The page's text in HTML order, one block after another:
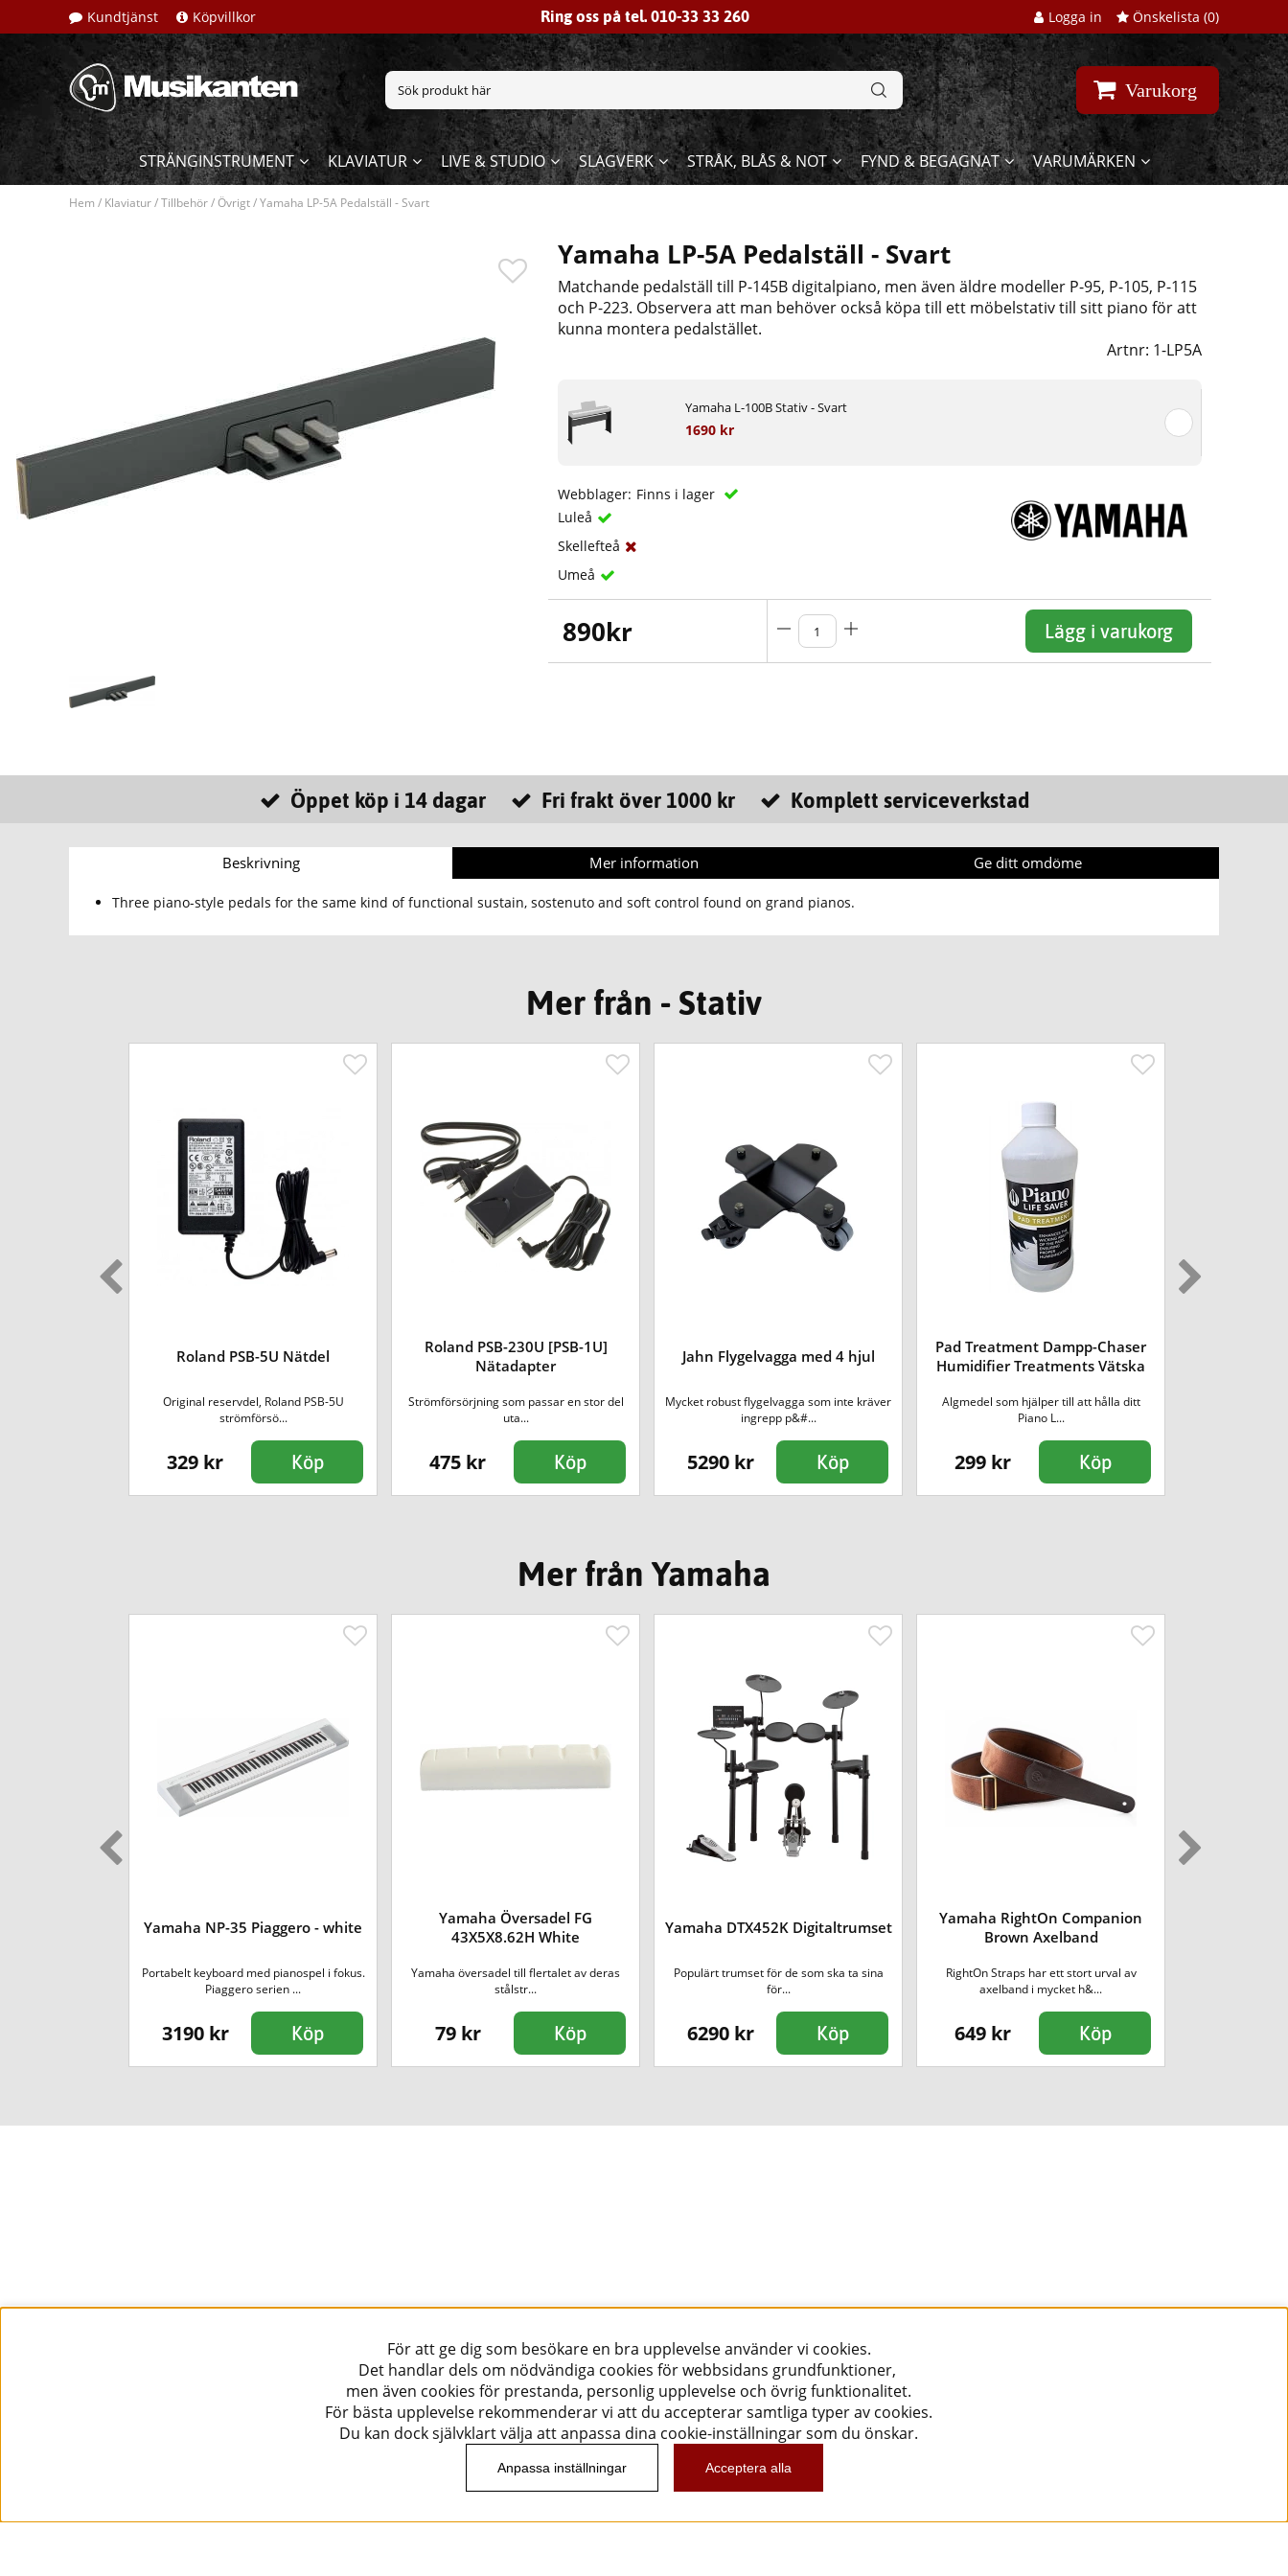
Kundtjänst Köpvillkor Ring oss på tel. 010-33 33 260 Logga in Önskelista (0)
Varukorg
STRÄNGINSTRUMENT KLAVIATUR LIVE & STUDIO SLAGVERK STRÅK, BLÅS & NOT FYND & BEGAGNAT VARUMÄRKEN
Hem / Klaviatur/Tillbehör/Övrigt/Yamaha LP-5A Pedalställ - Svart
Yamaha LP-5A Pedalställ - Svart
Matchande pedalställ till P-145B digitalpiano, men även äldre modeller P-95, P-105, P-115
och P-223. Observera att man behöver också köpa till ett möbelstativ till sitt piano för att
kunna montera pedalstället.
Artnr: 1-LP5A
Yamaha L-100B Stativ - Svart
1690 kr
Webblager: Finns i lager
Luleå
Skellefteå
Umeå
890kr Lägg i varukorg
Öppet köp i 14 dagar Fri frakt över 1000 kr Komplett serviceverkstad
Beskrivning Mer information Ge ditt omdöme
Three piano-style pedals for the same kind of functional sustain, sostenuto and soft control found on grand pianos.
Mer från - Stativ
Roland PSB-5U Nätdel
Original reservdel, Roland PSB-5U
strömförsö...
329 kr Köp
Roland PSB-230U [PSB-1U]
Nätadapter
Strömförsörjning som passar en stor del
uta...
475 kr Köp
Jahn Flygelvagga med 4 hjul
Mycket robust flygelvagga som inte kräver
ingrepp p&#...
5290 kr Köp
Pad Treatment Dampp-Chaser
Humidifier Treatments Vätska
Algmedel som hjälper till att hålla ditt
Piano L...
299 kr Köp
Mer från Yamaha
Yamaha NP-35 Piaggero - white
Portabelt keyboard med pianospel i fokus.
Piaggero serien ...
3190 kr Köp
Yamaha Översadel FG
43X5X8.62H White
Yamaha översadel till flertalet av deras
stålstr...
79 kr Köp
Yamaha DTX452K Digitaltrumset
Populärt trumset för de som ska ta sina
för...
6290 kr Köp
Yamaha RightOn Companion
Brown Axelband
RightOn Straps har ett stort urval av
axelband i mycket h&...
649 kr Köp
För att ge dig som besökare en bra upplevelse använder vi cookies.
Det handlar dels om nödvändiga cookies för webbsidans grundfunktioner,
men även cookies för prestanda, personlig upplevelse och övrig funktionalitet.
För bästa upplevelse rekommenderar vi att du accepterar samtliga typer av cookies.
Du kan dock självklart välja att anpassa dina cookie-inställningar som du önskar.
Anpassa inställningar Acceptera alla